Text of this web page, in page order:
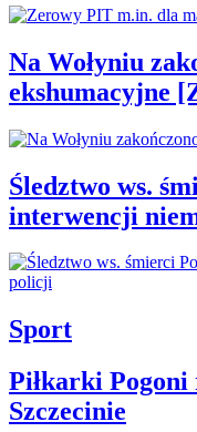
Na Wołyniu
ekshumacyjne
Śledztwo ws.
interwencji
Sport
Piłkarki Pogoni
Szczecinie